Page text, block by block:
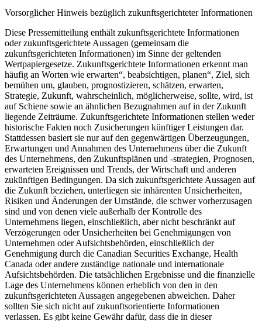
Vorsorglicher Hinweis bezüglich zukunftsgerichteter Informationen
Diese Pressemitteilung enthält zukunftsgerichtete Informationen
oder zukunftsgerichtete Aussagen (gemeinsam die
zukunftsgerichteten Informationen) im Sinne der geltenden
Wertpapiergesetze. Zukunftsgerichtete Informationen erkennt man
häufig an Worten wie erwarten“, beabsichtigen, planen“, Ziel, sich
bemühen um, glauben, prognostizieren, schätzen, erwarten,
Strategie, Zukunft, wahrscheinlich, möglicherweise, sollte, wird, ist
auf Schiene sowie an ähnlichen Bezugnahmen auf in der Zukunft
liegende Zeiträume. Zukunftsgerichtete Informationen stellen weder
historische Fakten noch Zusicherungen künftiger Leistungen dar.
Stattdessen basiert sie nur auf den gegenwärtigen Überzeugungen,
Erwartungen und Annahmen des Unternehmens über die Zukunft
des Unternehmens, den Zukunftsplänen und -strategien, Prognosen,
erwarteten Ereignissen und Trends, der Wirtschaft und anderen
zukünftigen Bedingungen. Da sich zukunftsgerichtete Aussagen auf
die Zukunft beziehen, unterliegen sie inhärenten Unsicherheiten,
Risiken und Änderungen der Umstände, die schwer vorherzusagen
sind und von denen viele außerhalb der Kontrolle des
Unternehmens liegen, einschließlich, aber nicht beschränkt auf
Verzögerungen oder Unsicherheiten bei Genehmigungen von
Unternehmen oder Aufsichtsbehörden, einschließlich der
Genehmigung durch die Canadian Securities Exchange, Health
Canada oder andere zuständige nationale und internationale
Aufsichtsbehörden. Die tatsächlichen Ergebnisse und die finanzielle
Lage des Unternehmens können erheblich von den in den
zukunftsgerichteten Aussagen angegebenen abweichen. Daher
sollten Sie sich nicht auf zukunftsorientierte Informationen
verlassen. Es gibt keine Gewähr dafür, dass die in dieser